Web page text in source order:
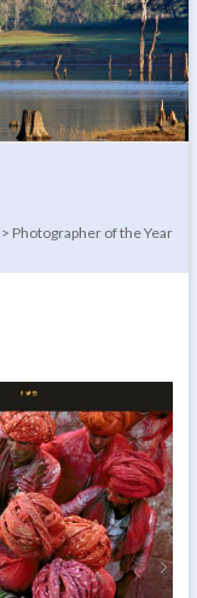
> Photographer of the Year